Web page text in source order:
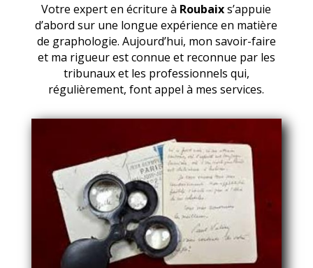
Votre expert en écriture à Roubaixs’appuie
d’abord sur une longue expérience en matière
de graphologie. Aujourd’hui, mon savoir-faire
et ma rigueur est connue et reconnue par les
tribunaux et les professionnels qui,
régulièrement, font appel à mes services.